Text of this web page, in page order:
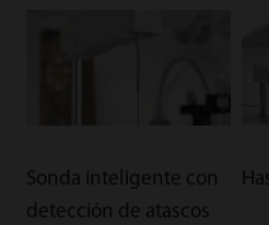
Sonda inteligente con
detección de atascos